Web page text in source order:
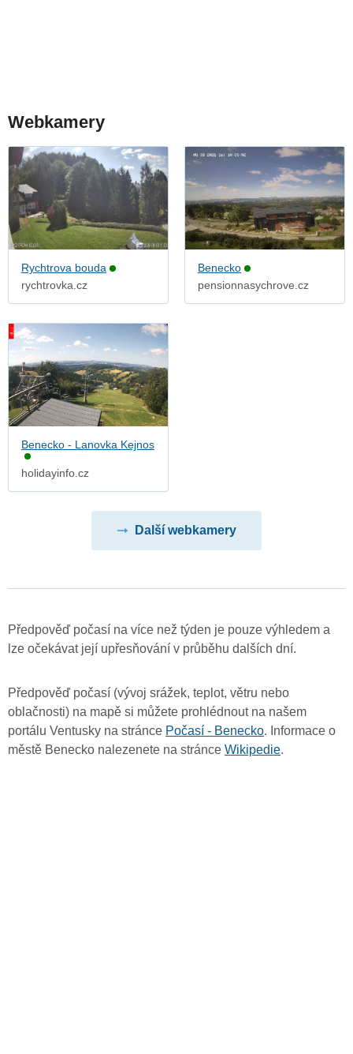
Webkamery
Rychtrova bouda
rychtrovka.cz
Benecko
pensionnasychrove.cz
Benecko - Lanovka Kejnos
holidayinfo.cz
Další webkamery
Předpověď počasí na více než týden je pouze výhledem a
lze očekávat její upřesňování v průběhu dalších dní.
Předpověď počasí (vývoj srážek, teplot, větru nebo
oblačnosti) na mapě si můžete prohlédnout na našem
portálu Ventusky na stránce Počasí - Benecko. Informace o
městě Benecko nalezenete na stránce Wikipedie.